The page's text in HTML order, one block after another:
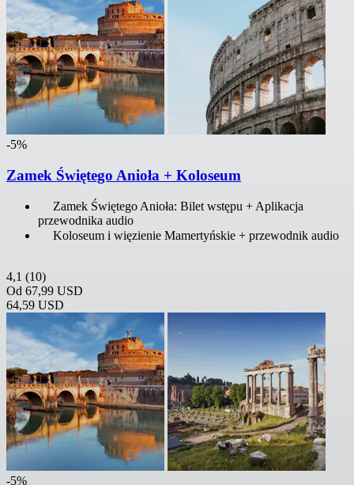
-5%
Zamek Świętego Anioła + Koloseum
Zamek Świętego Anioła: Bilet wstępu + Aplikacja
przewodnika audio
Koloseum i więzienie Mamertyńskie + przewodnik audio
4,1 (10)
Od 67,99 USD
64,59 USD
-5%